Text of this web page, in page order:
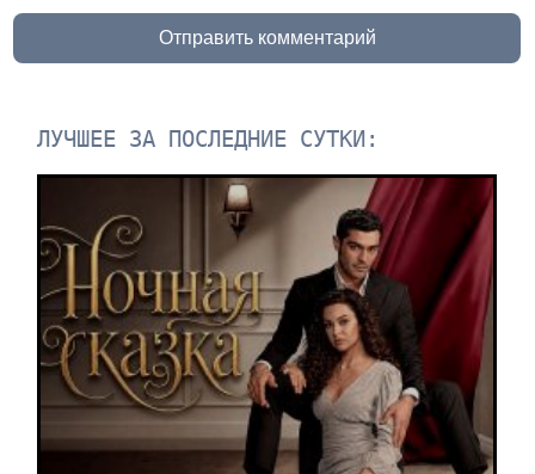
Отправить комментарий
ЛУЧШЕЕ ЗА ПОСЛЕДНИЕ СУТКИ: